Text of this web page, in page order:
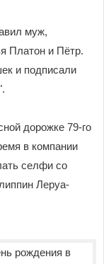
муж,
Платон и Пётр.
и подписали
дорожке 79-го
в компании
селфи со
Леруа-